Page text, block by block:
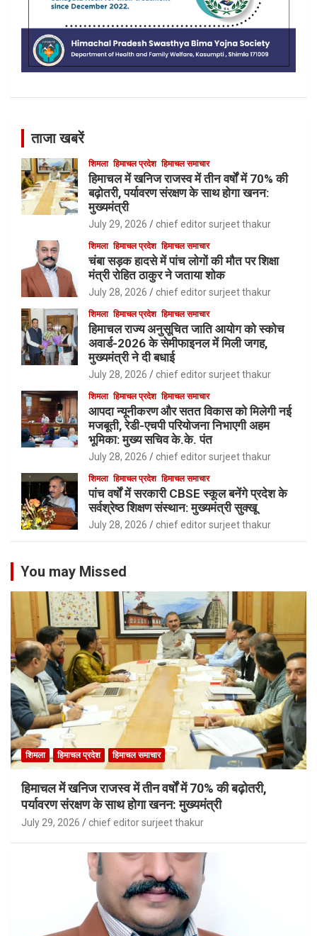
ताजा खबरें
शिमला हिमाचल प्रदेश हिमाचल समाचार
हिमाचल में खनिज राजस्व में तीन वर्षों में 70% की
बढ़ोतरी, पर्यावरण संरक्षण के साथ होगा खनन:
मुख्यमंत्री
July 29, 2026 chief editor surjeet thakur
शिमला हिमाचल प्रदेश हिमाचल समाचार
चंबा सड़क हादसे में पांच लोगों की मौत पर शिक्षा
मंत्री रोहित ठाकुर ने जताया शोक
July 28, 2026 chief editor surjeet thakur
शिमला हिमाचल प्रदेश हिमाचल समाचार
हिमाचल राज्य अनुसूचित जाति आयोग को स्कोच
अवार्ड-2026 के सेमीफाइनल में मिली जगह,
मुख्यमंत्री ने दी बधाई
July 28, 2026 chief editor surjeet thakur
शिमला हिमाचल प्रदेश हिमाचल समाचार
आपदा न्यूनीकरण और सतत विकास को मिलेगी नई
मजबूती, रेडी-एचपी परियोजना निभाएगी अहम
भूमिका: मुख्य सचिव के.के. पंत
July 28, 2026 chief editor surjeet thakur
शिमला हिमाचल प्रदेश हिमाचल समाचार
पांच वर्षों में सरकारी CBSE स्कूल बनेंगे प्रदेश के
सर्वश्रेष्ठ शिक्षण संस्थान: मुख्यमंत्री सुक्खू
July 28, 2026 chief editor surjeet thakur
You may Missed
शिमला हिमाचल प्रदेश हिमाचल समाचार
हिमाचल में खनिज राजस्व में तीन वर्षों में 70% की बढ़ोतरी,
पर्यावरण संरक्षण के साथ होगा खनन: मुख्यमंत्री
July 29, 2026 chief editor surjeet thakur